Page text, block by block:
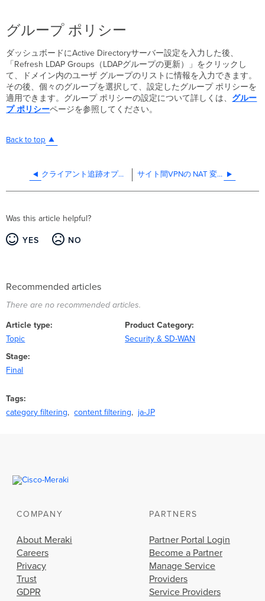
グループ ポリシー
ダッシュボードにActive Directoryサーバー設定を入力した後、
「Refresh LDAP Groups（LDAPグループの更新）」をクリックし
て、ドメイン内のユーザ グループのリストに情報を入力できます。
その後、個々のグループを選択して、設定したグループ ポリシーを
適用できます。グループ ポリシーの設定について詳しくは、 グルー
プ ポリシーページを参照してください。
Back to top
クライアント追跡オプション サイト間VPNの NAT 変換機能
Was this article helpful?
YES NO
Recommended articles
There are no recommended articles.
Article type
Topic
Product Category
Security & SD-WAN
Stage
Final
Tags
category filtering
content filtering ja-JP
COMPANY
About Meraki
Careers
Privacy
Trust
GDPR
PARTNERS
Partner Portal Login
Become a Partner
Manage Service
Providers
Service Providers